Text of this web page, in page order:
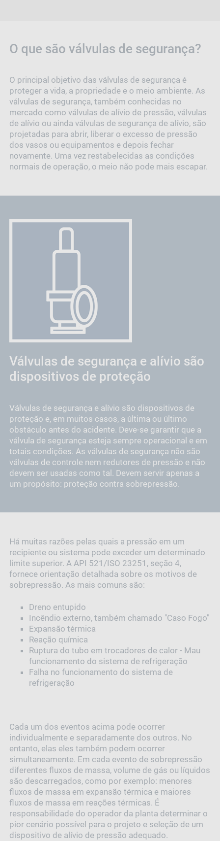
O que são válvulas de segurança?
O principal objetivo das válvulas de segurança é
proteger a vida, a propriedade e o meio ambiente. As
válvulas de segurança, também conhecidas no
mercado como válvulas de alívio de pressão, válvulas
de alívio ou ainda válvulas de segurança de alívio, são
projetadas para abrir, liberar o excesso de pressão
dos vasos ou equipamentos e depois fechar
novamente. Uma vez restabelecidas as condições
normais de operação, o meio não pode mais escapar.
Válvulas de segurança e alívio são
dispositivos de proteção
Válvulas de segurança e alívio são dispositivos de
proteção e, em muitos casos, a última ou último
obstáculo antes do acidente. Deve-se garantir que a
válvula de segurança esteja sempre operacional e em
totais condições. As válvulas de segurança não são
válvulas de controle nem redutores de pressão e não
devem ser usadas como tal. Devem servir apenas a
um propósito: proteção contra sobrepressão.
Há muitas razões pelas quais a pressão em um
recipiente ou sistema pode exceder um determinado
limite superior. A API 521/ISO 23251, seção 4,
fornece orientação detalhada sobre os motivos de
sobrepressão. As mais comuns são:
Dreno entupido
Incêndio externo, também chamado "Caso Fogo"
Expansão térmica
Reação química
Ruptura do tubo em trocadores de calor - Mau
funcionamento do sistema de refrigeração
Falha no funcionamento do sistema de
refrigeração
Cada um dos eventos acima pode ocorrer
individualmente e separadamente dos outros. No
entanto, elas eles também podem ocorrer
simultaneamente. Em cada evento de sobrepressão
diferentes fluxos de massa, volume de gás ou líquidos
são descarregados, como por exemplo: menores
fluxos de massa em expansão térmica e maiores
fluxos de massa em reações térmicas. É
responsabilidade do operador da planta determinar o
pior cenário possível para o projeto e seleção de um
dispositivo de alívio de pressão adequado.